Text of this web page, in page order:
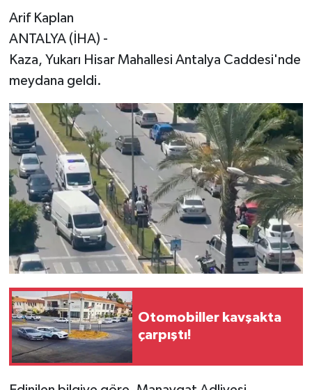
Arif Kaplan
ANTALYA (İHA) -
Kaza, Yukarı Hisar Mahallesi Antalya Caddesi'nde
meydana geldi.
Otomobiller kavşakta
çarpıştı!